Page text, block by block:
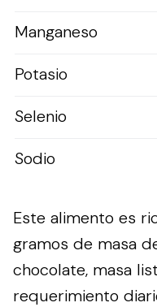
Manganeso
Potasio
Selenio
Sodio
Este alimento es
gramos de masa
chocolate, masa
requerimiento